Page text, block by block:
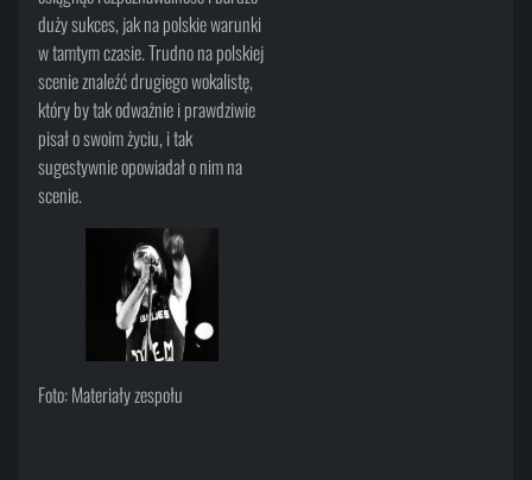
duży sukces, jak na polskie warunki
w tamtym czasie. Trudno na polskiej
scenie znaleźć drugiego wokalistę,
który by tak odważnie i prawdziwie
pisał o swoim życiu, i tak
sugestywnie opowiadał o nim na
scenie.
Foto: Materiały zespołu